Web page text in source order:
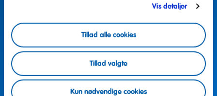
Vis detaljer
Tillad alle cookies
Tillad valgte
Kun nødvendige cookies
Flere spørgsmål?